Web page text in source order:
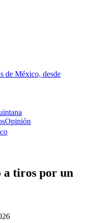
de México, desde
Opinión
a tiros por un